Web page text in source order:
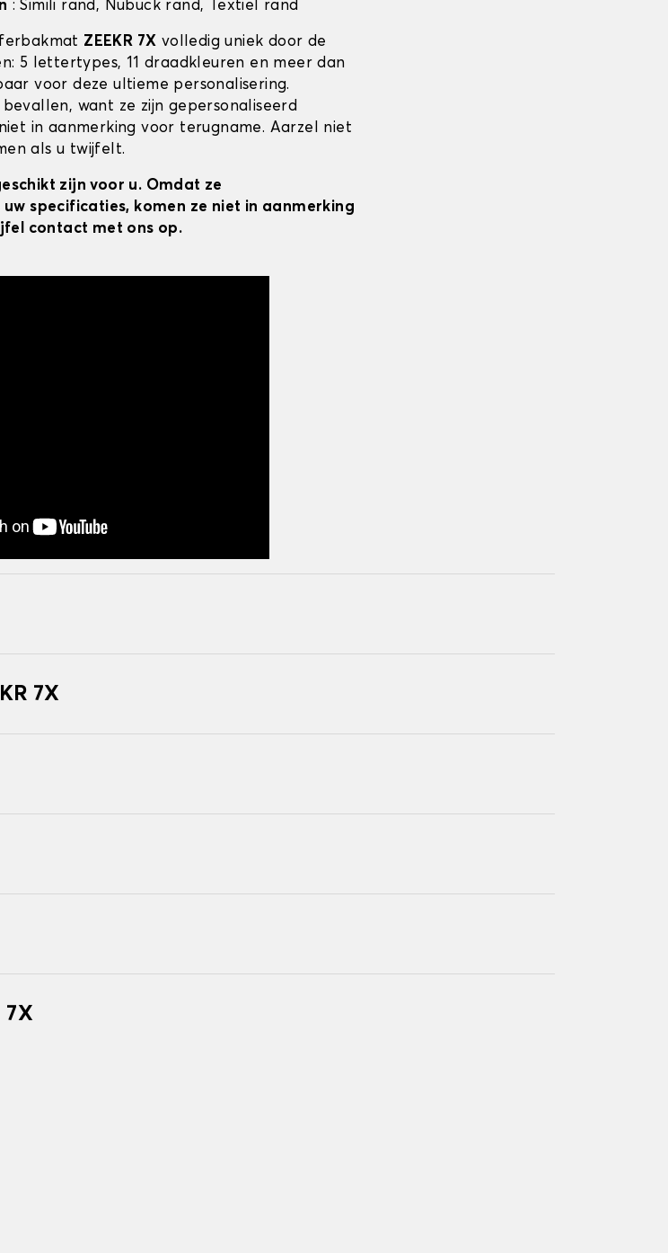
: Simili rand, Nubuck rand, Textiel rand
ZEEKR 7X volledig uniek door de
5 lettertypes, 11 draadkleuren en meer dan
voor deze ultieme personalisering.
want ze zijn gepersonaliseerd
in aanmerking voor terugname. Aarzel niet
als u twijfelt.
zijn voor u. Omdat ze
specificaties, komen ze niet in aanmerking
contact met ons op.
7X
7X